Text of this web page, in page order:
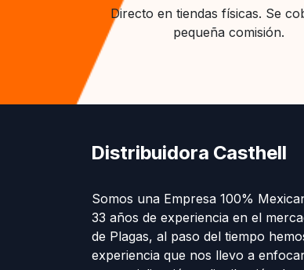
Directo en tiendas físicas. Se
pequeña comisión.
Distribuidora Casthell
Somos una Empresa 100%
33 años de experiencia en el
de Plagas, al paso del tiempo
experiencia que nos llevo a